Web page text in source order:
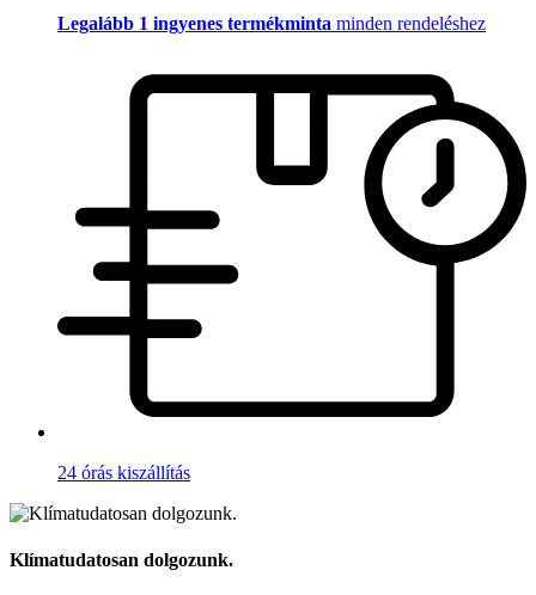
Legalább 1 ingyenes termékminta minden rendeléshez
24 órás kiszállítás
Klímatudatosan dolgozunk.